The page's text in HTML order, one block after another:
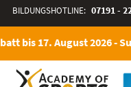
BILDUNGSHOTLINE: 07191 -
bis 17. August 2026 -